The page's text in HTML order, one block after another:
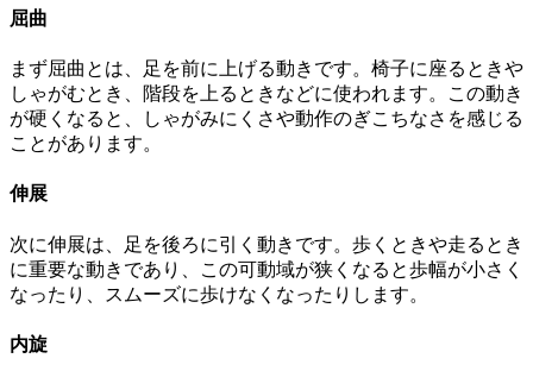
屈曲
まず屈曲とは、足を前に上げる動きです。椅子に座るときや
しゃがむとき、階段を上るときなどに使われます。この動き
が硬くなると、しゃがみにくさや動作のぎこちなさを感じる
ことがあります。
伸展
次に伸展は、足を後ろに引く動きです。歩くときや走るとき
に重要な動きであり、この可動域が狭くなると歩幅が小さく
なったり、スムーズに歩けなくなったりします。
内旋